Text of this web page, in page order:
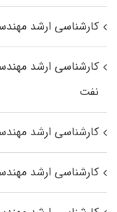
کارشناسی ارشد
کارشناسی ارشد
نفت
کارشناسی ارشد
کارشناسی ارشد